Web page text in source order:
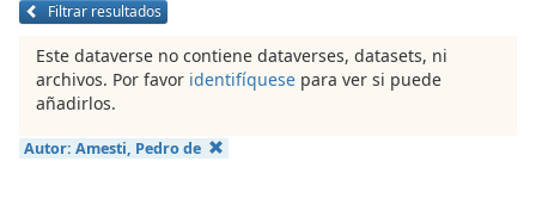
Filtrar resultados
Este dataverse no contiene dataverses, datasets, ni
archivos. Por favor identifíquese para ver si puede
añadirlos.
Autor: Amesti, Pedro de